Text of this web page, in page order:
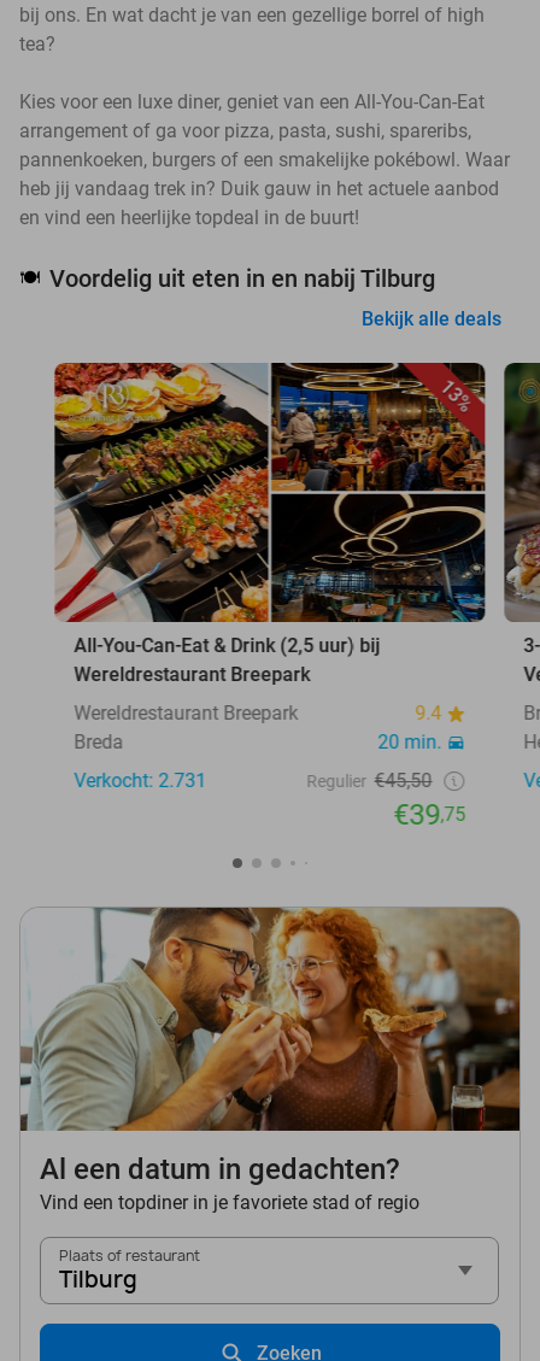
bij ons. En wat dacht je van een gezellige borrel of high
tea?
Kies voor een luxe diner, geniet van een All-You-Can-Eat
arrangement of ga voor pizza, pasta, sushi, spareribs,
pannenkoeken, burgers of een smakelijke pokébowl. Waar
heb jij vandaag trek in? Duik gauw in het actuele aanbod
en vind een heerlijke topdeal in de buurt!
🍽️ Voordelig uit eten in en nabij Tilburg
Bekijk alle deals
13%
All-You-Can-Eat & Drink (2,5 uur) bij
Wereldrestaurant Breepark
Wereldrestaurant Breepark
9.4
Breda
20 min.
Verkocht: 2.731
Regulier €45,50
€39,75
Al een datum in gedachten?
Vind een topdiner in je favoriete stad of regio
Plaats of restaurant
Tilburg
Zoeken